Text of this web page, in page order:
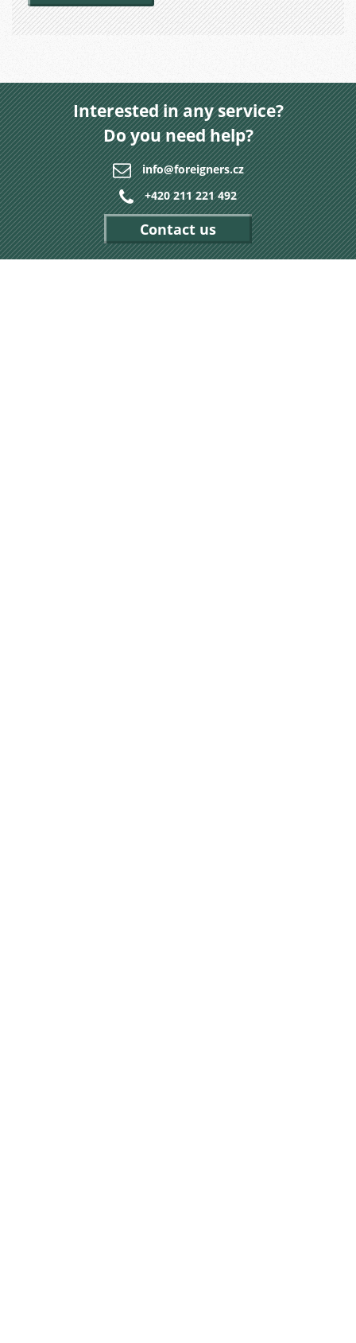
Interested in any service?
Do you need help?
info@foreigners.cz
+420 211 221 492
Contact us